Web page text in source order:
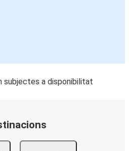
subjectes a disponibilitat